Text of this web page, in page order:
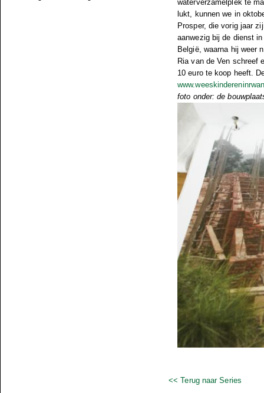
waterverzamelplek te
lukt, kunnen we in
Prosper, die vorig jaar
aanwezig bij de dienst
België, waarna hij weer
Ria van de Ven schreef
10 euro te koop heeft.
foto onder: de
<< Terug naar Series